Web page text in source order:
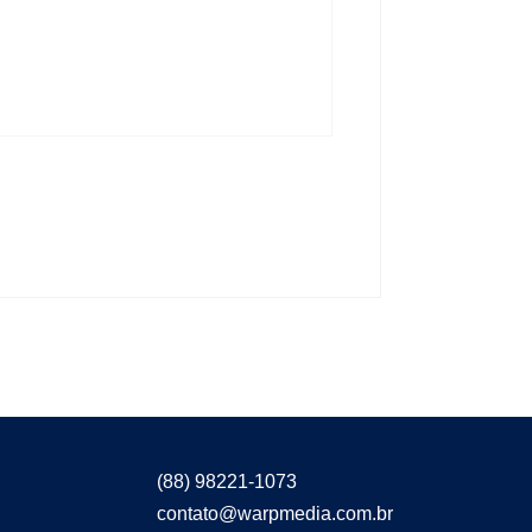
(88) 98221-1073
contato@warpmedia.com.br